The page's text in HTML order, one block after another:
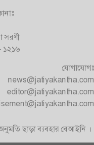
সরণী
১২১৬
যোগাযোগঃ
news@jatiyakantha.com
editor@jatiyakantha.com
ছাড়া ব্যবহার বেআইনি ।